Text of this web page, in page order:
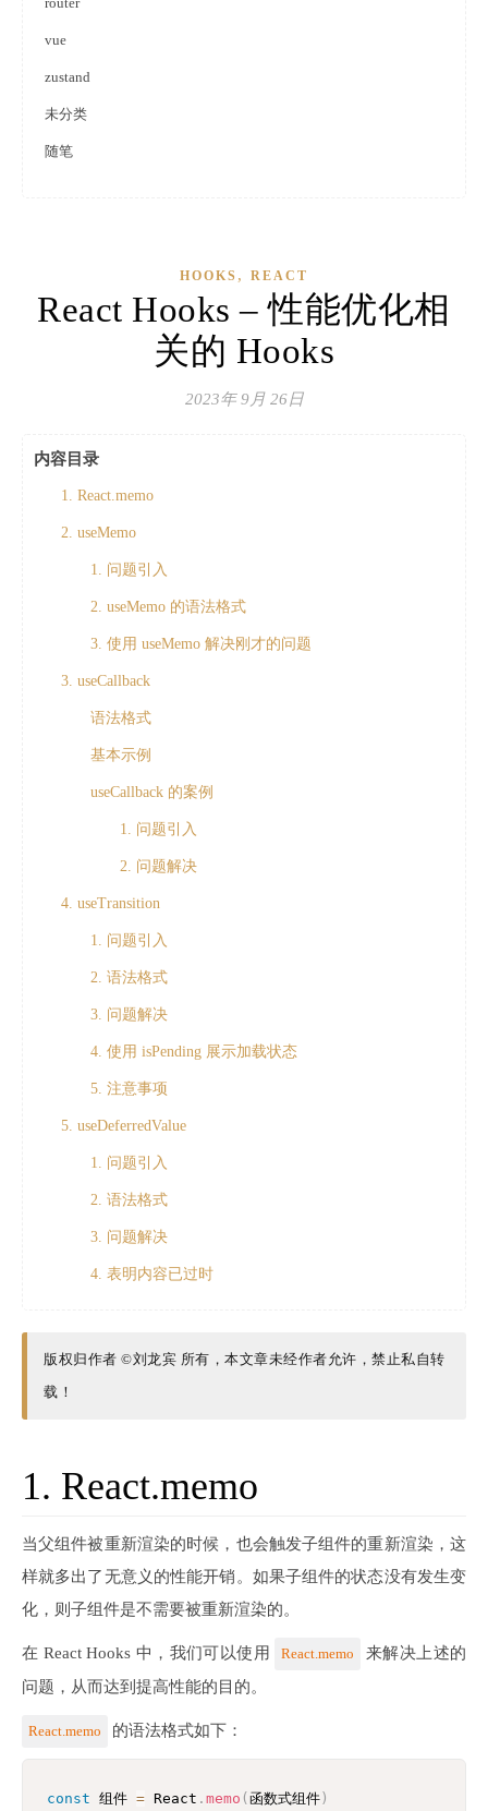
vue
zustand
未分类
随笔
HOOKS , REACT
React Hooks – 性能优化相
关的 Hooks
2023年 9月 26日
内容目录
1. React.memo
2. useMemo
1. 问题引入
2. useMemo 的语法格式
3. 使用 useMemo 解决刚才的问题
3. useCallback
语法格式
基本示例
useCallback 的案例
1. 问题引入
2. 问题解决
4. useTransition
1. 问题引入
2. 语法格式
3. 问题解决
4. 使用 isPending 展示加载状态
5. 注意事项
5. useDeferredValue
1. 问题引入
2. 语法格式
3. 问题解决
4. 表明内容已过时
版权归作者 ©刘龙宾 所有，本文章未经作者允许，禁止私自转
载！
1. React.memo
当父组件被重新渲染的时候，也会触发子组件的重新渲染，这
样就多出了无意义的性能开销。如果子组件的状态没有发生变
化，则子组件是不需要被重新渲染的。
在 React Hooks 中，我们可以使用 React.memo
来解决上述的
问题，从而达到提高性能的目的。
React.memo 的语法格式如下：
const 组件 = React . memo ( 函数式组件 )